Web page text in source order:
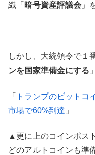
織「 暗号資産評議会 」
しかし、大統領令で１
ンを国家準備金にする
「
トランプのビットコ
市場で60%到達 」
▲更に上のコインポス
どのアルトコインも準